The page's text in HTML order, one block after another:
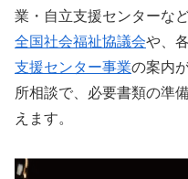
業・自立支援センターな
全国社会福祉協議会や、
支援センター事業の案内
所相談で、必要書類の準
えます。